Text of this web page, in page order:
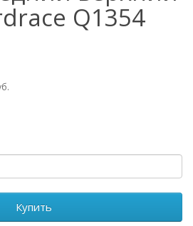
Q1354
Купить